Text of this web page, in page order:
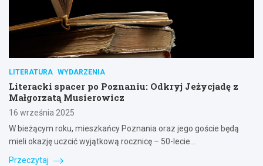
LITERATURA WYDARZENIA
Literacki spacer po Poznaniu: Odkryj Jeżycjadę z
Małgorzatą Musierowicz
16 września 2025
W bieżącym roku, mieszkańcy Poznania oraz jego goście będą
mieli okazję uczcić wyjątkową rocznicę – 50-lecie…
Przeczytaj